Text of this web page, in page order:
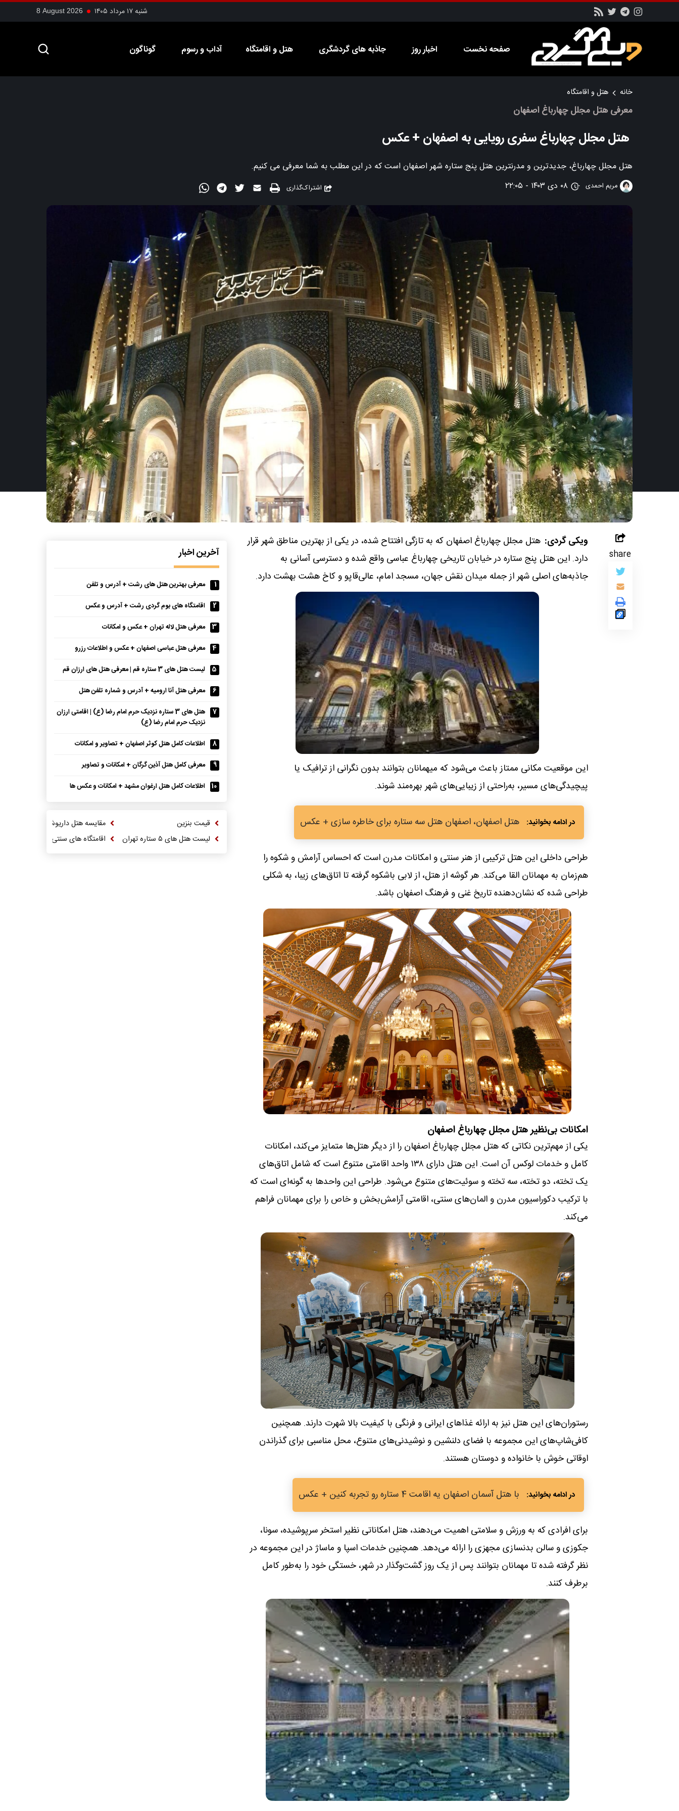
شنبه ۱۷ مرداد ۱۴۰۵ 8 August 2026
صفحه نخست اخبار روز جاذبه های گردشگری هتل و اقامتگاه آداب و رسوم گوناگون
خانه هتل و اقامتگاه
معرفی هتل مجلل چهارباغ اصفهان
هتل مجلل چهارباغ سفری رویایی به اصفهان + عکس
هتل مجلل چهارباغ، جدیدترین و مدرنترین هتل پنج ستاره شهر اصفهان است که در این مطلب به شما معرفی می کنیم.
اشتراک‌گذاری مریم احمدی ۰۸ دی ۱۴۰۳ - ۲۲:۰۵
ویکی گردی: هتل مجلل چهارباغ اصفهان که به تازگی افتتاح شده، در یکی از بهترین مناطق شهر قرار
دارد. این هتل پنج ستاره در خیابان تاریخی چهارباغ عباسی واقع شده و دسترسی آسانی به
جاذبه‌های اصلی شهر از جمله میدان نقش جهان، مسجد امام، عالی‌قاپو و کاخ هشت بهشت دارد.
این موقعیت مکانی ممتاز باعث می‌شود که میهمانان بتوانند بدون نگرانی از ترافیک یا
پیچیدگی‌های مسیر، به‌راحتی از زیبایی‌های شهر بهره‌مند شوند.
هتل اصفهان، اصفهان هتل سه ستاره برای خاطره سازی + عکس
طراحی داخلی این هتل ترکیبی از هنر سنتی و امکانات مدرن است که احساس آرامش و شکوه را
هم‌زمان به مهمانان القا می‌کند. هر گوشه از هتل، از لابی باشکوه گرفته تا اتاق‌های زیبا، به شکلی
طراحی شده که نشان‌دهنده تاریخ غنی و فرهنگ اصفهان باشد.
امکانات بی‌نظیر هتل مجلل چهارباغ اصفهان
یکی از مهم‌ترین نکاتی که هتل مجلل چهارباغ اصفهان را از دیگر هتل‌ها متمایز می‌کند، امکانات
کامل و خدمات لوکس آن است. این هتل دارای ۱۳۸ واحد اقامتی متنوع است که شامل اتاق‌های
یک تخته، دو تخته، سه تخته و سوئیت‌های متنوع می‌شود. طراحی این واحدها به گونه‌ای است که
با ترکیب دکوراسیون مدرن و المان‌های سنتی، اقامتی آرامش‌بخش و خاص را برای مهمانان فراهم
می‌کند.
رستوران‌های این هتل نیز به ارائه غذاهای ایرانی و فرنگی با کیفیت بالا شهرت دارند. همچنین
کافی‌شاپ‌های این مجموعه با فضای دلنشین و نوشیدنی‌های متنوع، محل مناسبی برای گذراندن
اوقاتی خوش با خانواده و دوستان هستند.
با هتل آسمان اصفهان یه اقامت 4 ستاره رو تجربه کنین + عکس
برای افرادی که به ورزش و سلامتی اهمیت می‌دهند، هتل امکاناتی نظیر استخر سرپوشیده، سونا،
جکوزی و سالن بدنسازی مجهزی را ارائه می‌دهد. همچنین خدمات اسپا و ماساژ در این مجموعه در
نظر گرفته شده تا مهمانان بتوانند پس از یک روز گشت‌وگذار در شهر، خستگی خود را به‌طور کامل
برطرف کنند.
آخرین اخبار
1
معرفی بهترین هتل های رشت + آدرس و تلفن
2
اقامتگاه های بوم گردی رشت + آدرس و عکس
3
معرفی هتل لاله تهران + عکس و امکانات
4
معرفی هتل عباسی اصفهان + عکس و اطلاعات رزرو
5
لیست هتل های 3 ستاره قم | معرفی هتل های ارزان قم
6
معرفی هتل آنا ارومیه + آدرس و شماره تلفن هتل
7
هتل های 3 ستاره نزدیک حرم امام رضا (ع) | اقامتی ارزان
نزدیک حرم امام رضا (ع)
8
اطلاعات کامل هتل کوثر اصفهان + تصاویر و امکانات
9
معرفی کامل هتل آذین گرگان + امکانات و تصاویر
10
اطلاعات کامل هتل ارغوان مشهد + امکانات و عکس ها
قیمت بنزین
لیست هتل های ۵ ستاره تهران
مقایسه هتل داریوش و ترنج کیش
اقامتگاه های سنتی شهر کاشان
share